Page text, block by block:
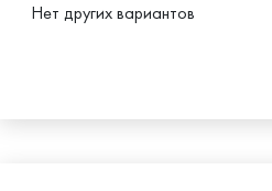
Нет других вариантов